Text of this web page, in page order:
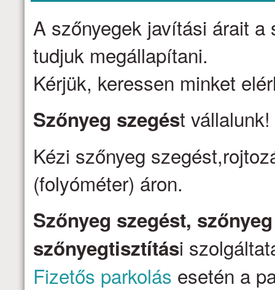
A szőnyegek javítási árait a
tudjuk megállapítani.
Kérjük, keressen minket
Szőnyeg szegést
Kézi szőnyeg
(folyóméter) áron.
Szőnyeg szegést,
szőnyegtisztítási
Fizetős parkolás esetén a